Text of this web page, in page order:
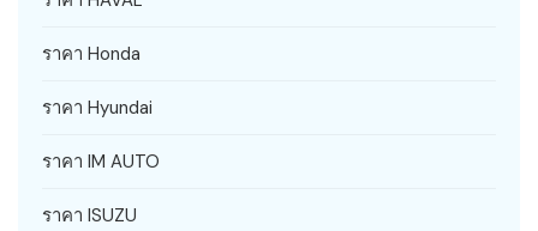
ราคา Honda
ราคา Hyundai
ราคา IM AUTO
ราคา ISUZU